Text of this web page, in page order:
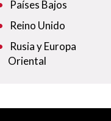
Países Bajos
Reino Unido
Rusia y Europa
Oriental